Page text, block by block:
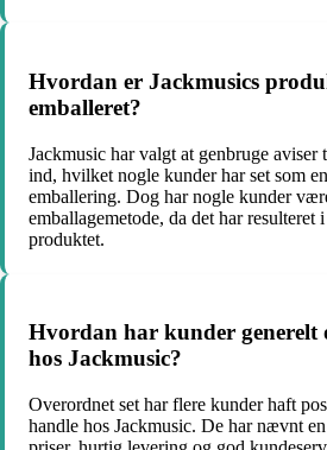
Hvordan er Jackmusics
emballeret?
Jackmusic har valgt at genbruge
ind, hvilket nogle kunder har set som
emballering. Dog har nogle kunder
emballagemetode, da det har resulteret
produktet.
Hvordan har kunder generelt
hos Jackmusic?
Overordnet set har flere kunder haft
handle hos Jackmusic. De har nævnt